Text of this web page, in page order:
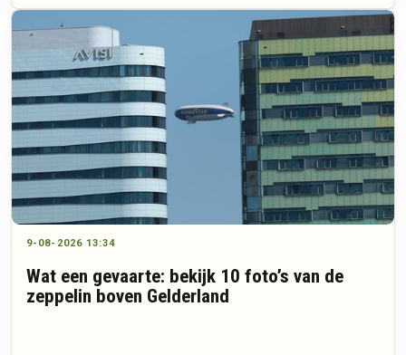
9-08-2026 13:34
Wat een gevaarte: bekijk 10 foto’s van de
zeppelin boven Gelderland